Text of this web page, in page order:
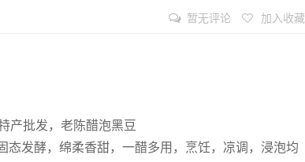
暂无评论 加入收藏
产批发，老陈醋泡黑豆
发酵，绵柔香甜，一醋多用，烹饪，凉调，浸泡均